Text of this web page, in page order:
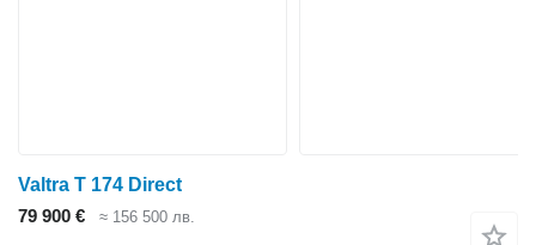
Valtra T 174 Direct
79 900 €
≈ 156 500 лв.